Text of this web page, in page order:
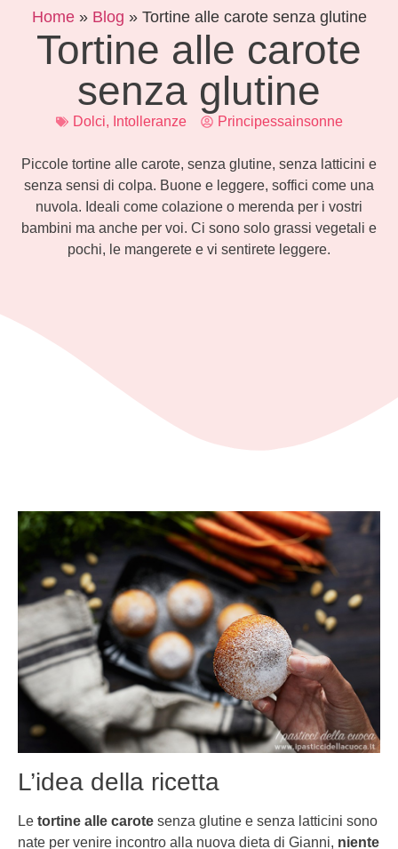
Home» Blog » Tortine alle carote senza glutine
Tortine alle carote
senza glutine
Dolci, Intolleranze Principessainsonne
Piccole tortine alle carote, senza glutine, senza latticini e
senza sensi di colpa. Buone e leggere, soffici come una
nuvola. Ideali come colazione o merenda per i vostri
bambini ma anche per voi. Ci sono solo grassi vegetali e
pochi, le mangerete e vi sentirete leggere.
L’idea della ricetta
Le tortine alle carote senza glutine e senza latticini sono
nate per venire incontro alla nuova dieta di Gianni, niente